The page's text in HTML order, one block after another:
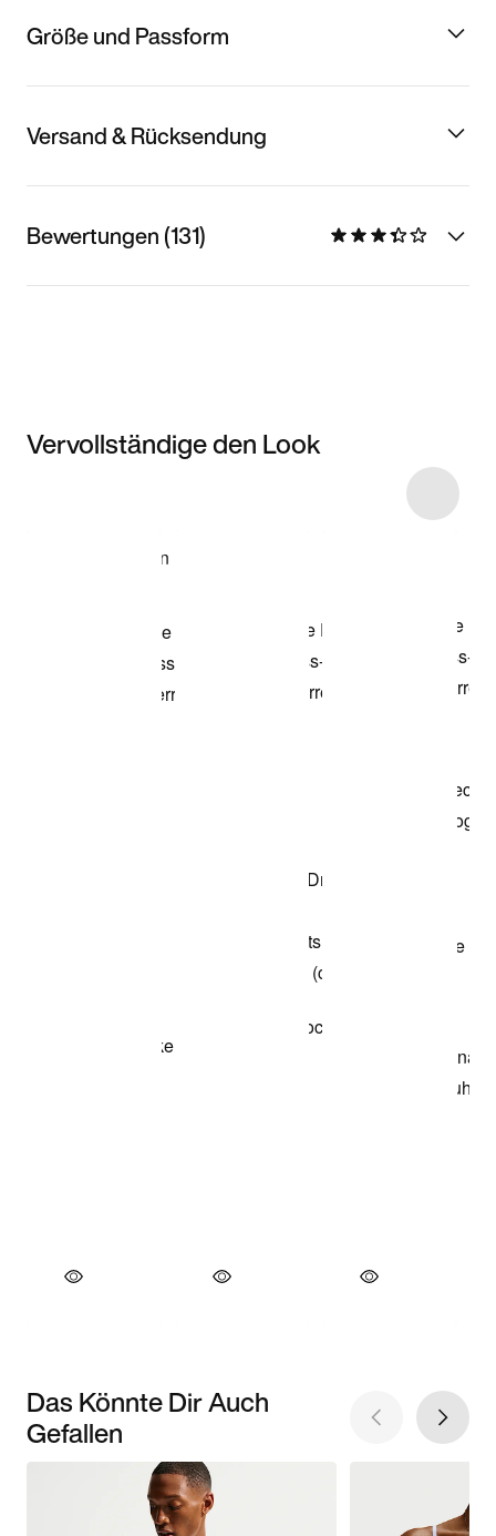
Größe und Passform
Versand & Rücksendung
Bewertungen (131)
Vervollständige den Look
Modell anzeigen
Das Könnte Dir Auch
Gefallen